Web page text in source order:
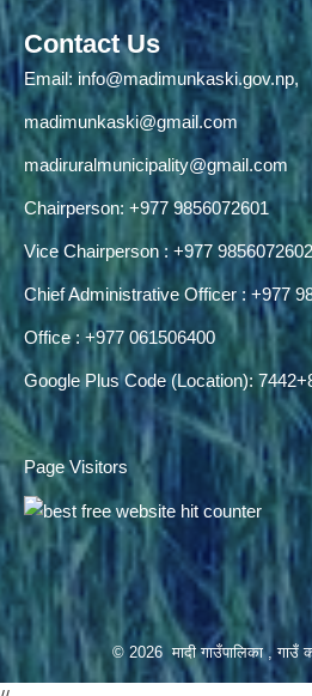
Contact Us
Email: info@madimunkaski.gov.np,
madimunkaski@gmail.com
madiruralmunicipality@gmail.com
Chairperson: +977 9856072601
Vice Chairperson : +977 9856072602
Chief Administrative Officer : +977
Office : +977 061506400
Google Plus Code (Location):
Page Visitors
© 2026 मादी गाउँपालिका , गाउँ